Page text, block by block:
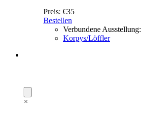
Preis: €35
Bestellen
Verbundene Ausstellung:
Korpys/Löffler
×